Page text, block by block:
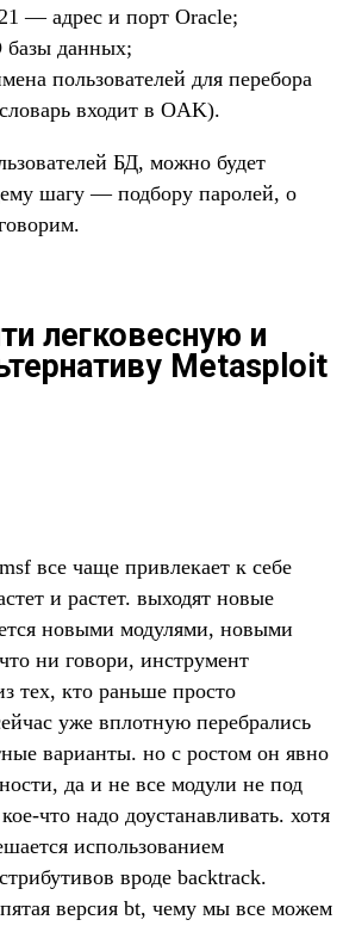
— адрес и порт Oracle;
данных;
пользователей для перебора
входит в OAK).
БД, можно будет
шагу — подбору паролей, о
легковесную и
Metasploit
все чаще привлекает к себе
и растет. выходят новые
новыми модулями, новыми
ни говори, инструмент
тех, кто раньше просто
уже вплотную перебрались
варианты. но с ростом он явно
да и не все модули не под
что надо доустанавливать. хотя
использованием
вроде backtrack.
версия bt, чему мы все можем